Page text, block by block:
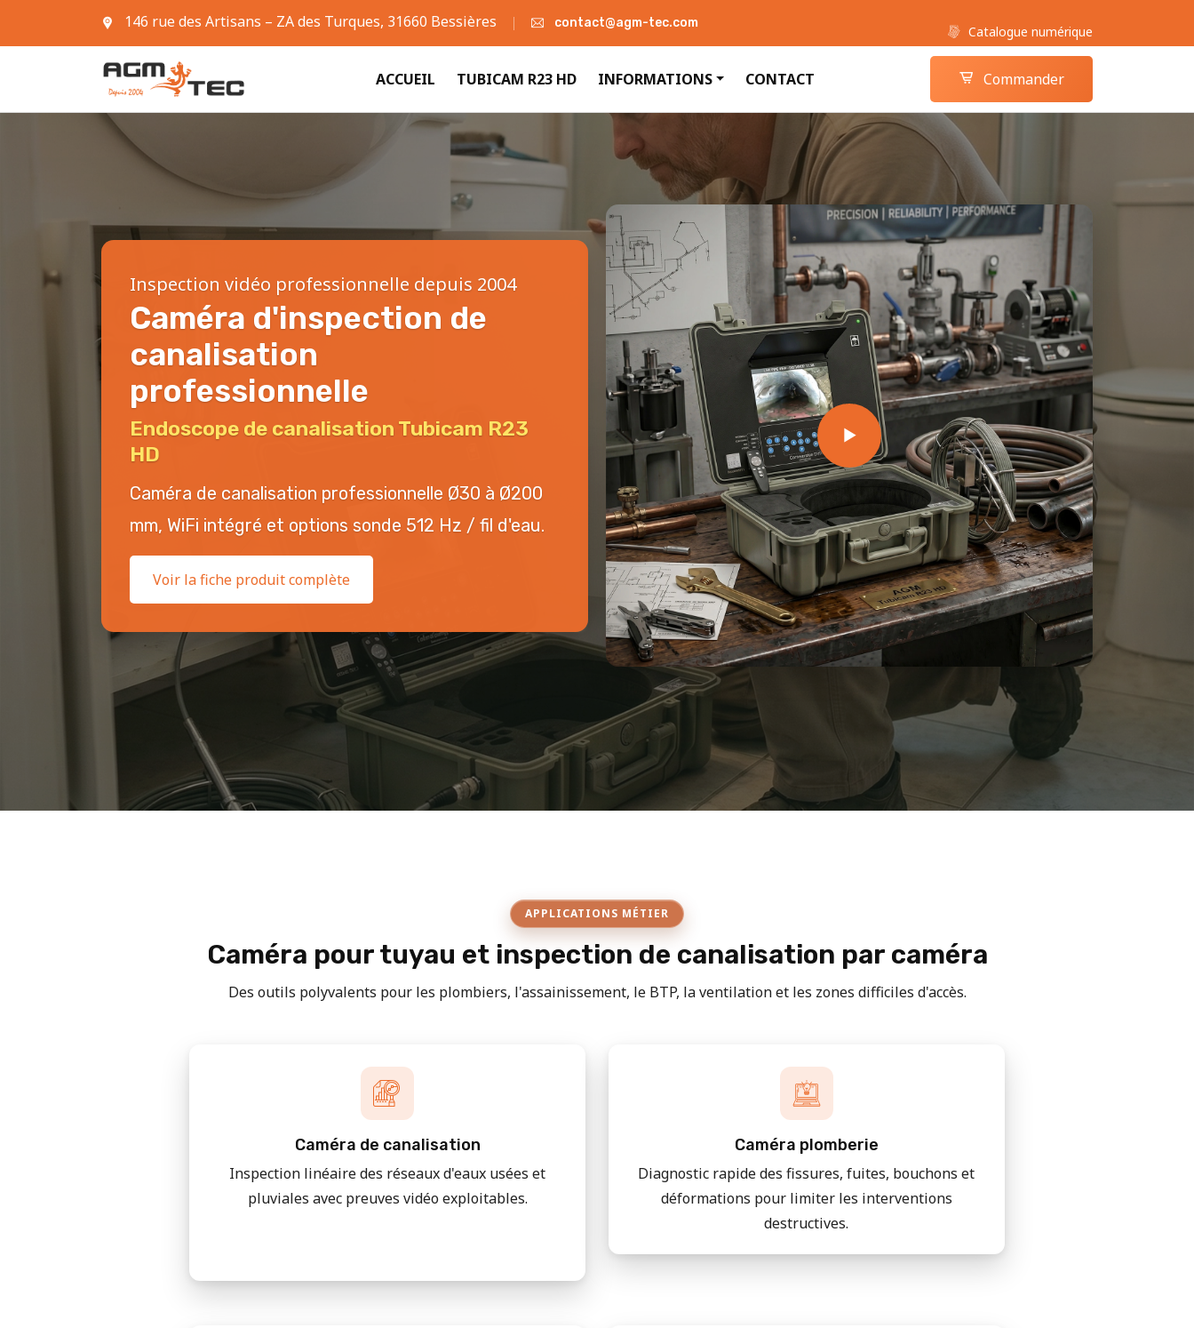
146 rue des Artisans – ZA des Turques, 31660 Bessières contact@agm-tec.com
05 61 42 90 63
Catalogue numérique
Boutique camera-inspection.com
Panier
ACCUEIL TUBICAM R23 HD INFORMATIONS CONTACT Commander
Inspection vidéo professionnelle depuis 2004
Caméra d'inspection de
canalisation
professionnelle
Endoscope de canalisation Tubicam R23
HD
Caméra de canalisation professionnelle Ø30 à Ø200
mm, WiFi intégré et options sonde 512 Hz / fil d'eau.
Voir la fiche produit complète
APPLICATIONS MÉTIER
Caméra pour tuyau et inspection de canalisation par caméra
Des outils polyvalents pour les plombiers, l'assainissement, le BTP, la ventilation et les zones difficiles d'accès.
Caméra de canalisation
Inspection linéaire des réseaux d'eaux usées et
pluviales avec preuves vidéo exploitables.
Caméra plomberie
Diagnostic rapide des fissures, fuites, bouchons et
déformations pour limiter les interventions
destructives.